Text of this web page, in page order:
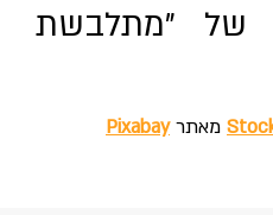
של "מתלבשת
מאתרPixabay